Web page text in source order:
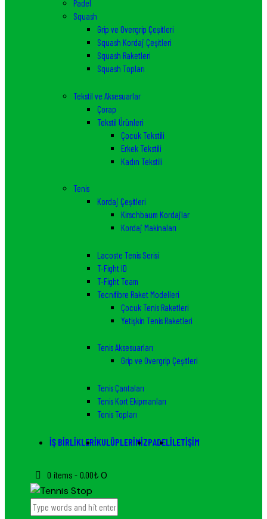
Padel
Squash
Grip ve Overgrip Çeşitleri
Squash Kordaj Çeşitleri
Squash Raketleri
Squash Topları
Tekstil ve Aksesuarlar
Çorap
Tekstil Ürünleri
Çocuk Tekstili
Erkek Tekstili
Kadın Tekstili
Tenis
Kordaj Çeşitleri
Kirschbaum Kordajlar
Kordaj Makinaları
Lacoste Tenis Serisi
T-Fight ID
T-Fight Team
Tecnifibre Raket Modelleri
Çocuk Tenis Raketleri
Yetişkin Tenis Raketleri
Tenis Aksesuarları
Grip ve Overgrip Çeşitleri
Tenis Çantaları
Tenis Kort Ekipmanları
Tenis Topları
İŞ BIRLIKLERIKULÜPLERIMIZPADELİLETIŞIM
0 items - 0,00₺ 0